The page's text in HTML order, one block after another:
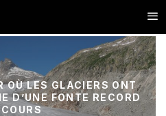
LES GLACIERS ONT
D’UNE FONTE RECORD